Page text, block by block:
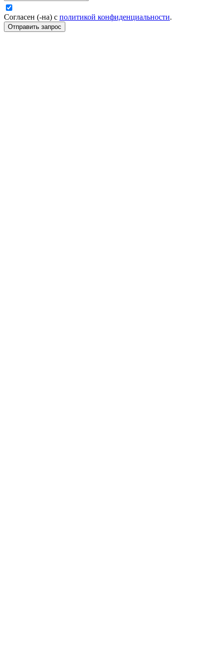
Согласен (-на) с политикой конфиденциальности.
Отправить запрос